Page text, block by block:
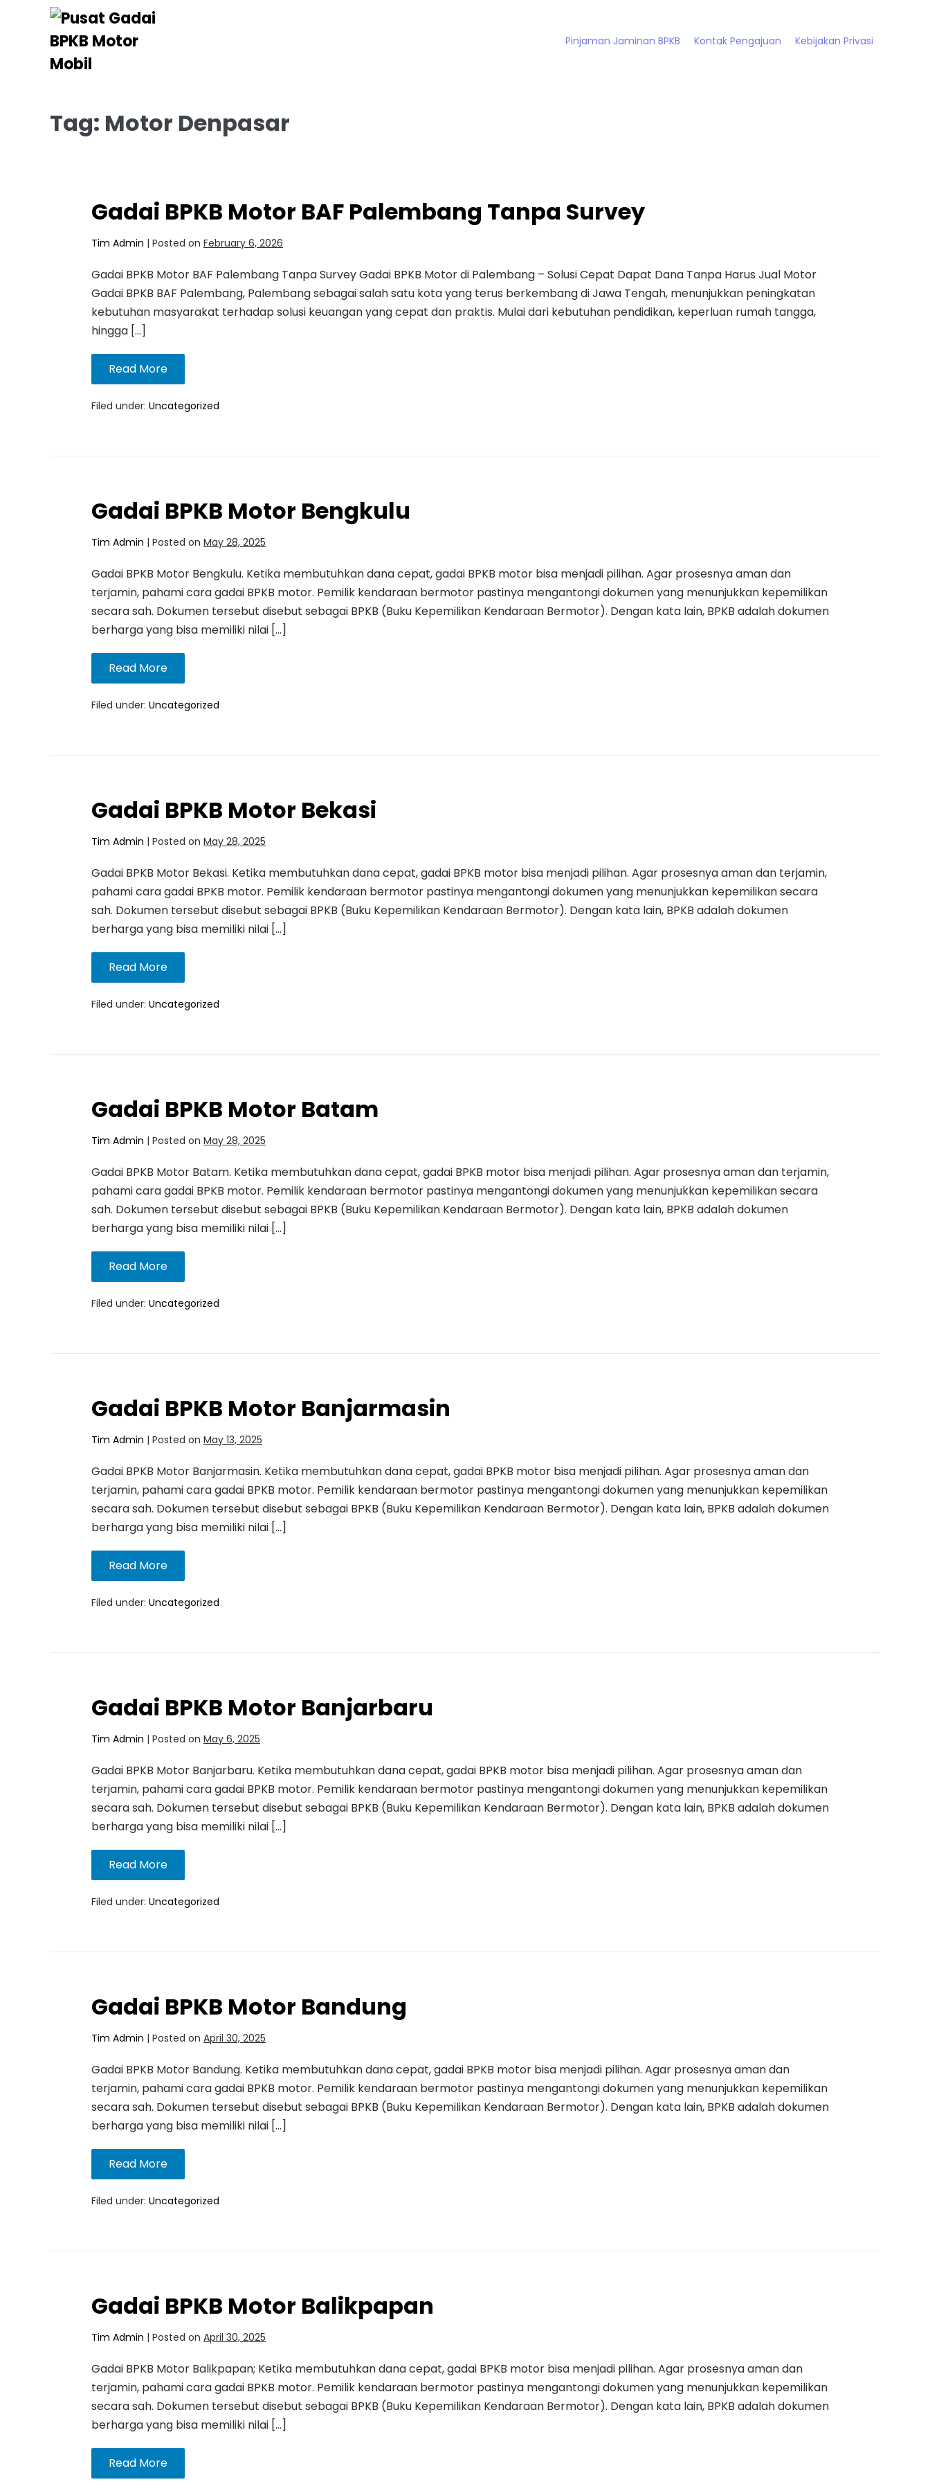
Pinjaman Jaminan BPKB Kontak Pengajuan Kebijakan Privasi
Tag: Motor Denpasar
Gadai BPKB Motor BAF Palembang Tanpa Survey
Tim Admin | Posted on February 6, 2026
Gadai BPKB Motor BAF Palembang Tanpa Survey Gadai BPKB Motor di Palembang – Solusi Cepat Dapat Dana Tanpa Harus Jual Motor
Gadai BPKB BAF Palembang, Palembang sebagai salah satu kota yang terus berkembang di Jawa Tengah, menunjukkan peningkatan
kebutuhan masyarakat terhadap solusi keuangan yang cepat dan praktis. Mulai dari kebutuhan pendidikan, keperluan rumah tangga,
hingga […]
Read More
Filed under: Uncategorized
Gadai BPKB Motor Bengkulu
Tim Admin | Posted on May 28, 2025
Gadai BPKB Motor Bengkulu. Ketika membutuhkan dana cepat, gadai BPKB motor bisa menjadi pilihan. Agar prosesnya aman dan
terjamin, pahami cara gadai BPKB motor. Pemilik kendaraan bermotor pastinya mengantongi dokumen yang menunjukkan kepemilikan
secara sah. Dokumen tersebut disebut sebagai BPKB (Buku Kepemilikan Kendaraan Bermotor). Dengan kata lain, BPKB adalah dokumen
berharga yang bisa memiliki nilai […]
Read More
Filed under: Uncategorized
Gadai BPKB Motor Bekasi
Tim Admin | Posted on May 28, 2025
Gadai BPKB Motor Bekasi. Ketika membutuhkan dana cepat, gadai BPKB motor bisa menjadi pilihan. Agar prosesnya aman dan terjamin,
pahami cara gadai BPKB motor. Pemilik kendaraan bermotor pastinya mengantongi dokumen yang menunjukkan kepemilikan secara
sah. Dokumen tersebut disebut sebagai BPKB (Buku Kepemilikan Kendaraan Bermotor). Dengan kata lain, BPKB adalah dokumen
berharga yang bisa memiliki nilai […]
Read More
Filed under: Uncategorized
Gadai BPKB Motor Batam
Tim Admin | Posted on May 28, 2025
Gadai BPKB Motor Batam. Ketika membutuhkan dana cepat, gadai BPKB motor bisa menjadi pilihan. Agar prosesnya aman dan terjamin,
pahami cara gadai BPKB motor. Pemilik kendaraan bermotor pastinya mengantongi dokumen yang menunjukkan kepemilikan secara
sah. Dokumen tersebut disebut sebagai BPKB (Buku Kepemilikan Kendaraan Bermotor). Dengan kata lain, BPKB adalah dokumen
berharga yang bisa memiliki nilai […]
Read More
Filed under: Uncategorized
Gadai BPKB Motor Banjarmasin
Tim Admin | Posted on May 13, 2025
Gadai BPKB Motor Banjarmasin. Ketika membutuhkan dana cepat, gadai BPKB motor bisa menjadi pilihan. Agar prosesnya aman dan
terjamin, pahami cara gadai BPKB motor. Pemilik kendaraan bermotor pastinya mengantongi dokumen yang menunjukkan kepemilikan
secara sah. Dokumen tersebut disebut sebagai BPKB (Buku Kepemilikan Kendaraan Bermotor). Dengan kata lain, BPKB adalah dokumen
berharga yang bisa memiliki nilai […]
Read More
Filed under: Uncategorized
Gadai BPKB Motor Banjarbaru
Tim Admin | Posted on May 6, 2025
Gadai BPKB Motor Banjarbaru. Ketika membutuhkan dana cepat, gadai BPKB motor bisa menjadi pilihan. Agar prosesnya aman dan
terjamin, pahami cara gadai BPKB motor. Pemilik kendaraan bermotor pastinya mengantongi dokumen yang menunjukkan kepemilikan
secara sah. Dokumen tersebut disebut sebagai BPKB (Buku Kepemilikan Kendaraan Bermotor). Dengan kata lain, BPKB adalah dokumen
berharga yang bisa memiliki nilai […]
Read More
Filed under: Uncategorized
Gadai BPKB Motor Bandung
Tim Admin | Posted on April 30, 2025
Gadai BPKB Motor Bandung. Ketika membutuhkan dana cepat, gadai BPKB motor bisa menjadi pilihan. Agar prosesnya aman dan
terjamin, pahami cara gadai BPKB motor. Pemilik kendaraan bermotor pastinya mengantongi dokumen yang menunjukkan kepemilikan
secara sah. Dokumen tersebut disebut sebagai BPKB (Buku Kepemilikan Kendaraan Bermotor). Dengan kata lain, BPKB adalah dokumen
berharga yang bisa memiliki nilai […]
Read More
Filed under: Uncategorized
Gadai BPKB Motor Balikpapan
Tim Admin | Posted on April 30, 2025
Gadai BPKB Motor Balikpapan; Ketika membutuhkan dana cepat, gadai BPKB motor bisa menjadi pilihan. Agar prosesnya aman dan
terjamin, pahami cara gadai BPKB motor. Pemilik kendaraan bermotor pastinya mengantongi dokumen yang menunjukkan kepemilikan
secara sah. Dokumen tersebut disebut sebagai BPKB (Buku Kepemilikan Kendaraan Bermotor). Dengan kata lain, BPKB adalah dokumen
berharga yang bisa memiliki nilai […]
Read More